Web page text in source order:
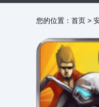
您的位置： 首页 >